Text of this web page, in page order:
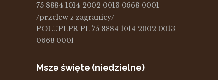
75 8884 1014 2002 0013 0668 0001
/przelew z zagranicy/
POLUPLPR PL 75 8884 1014 2002 0013
0668 0001
Msze święte (niedzielne)